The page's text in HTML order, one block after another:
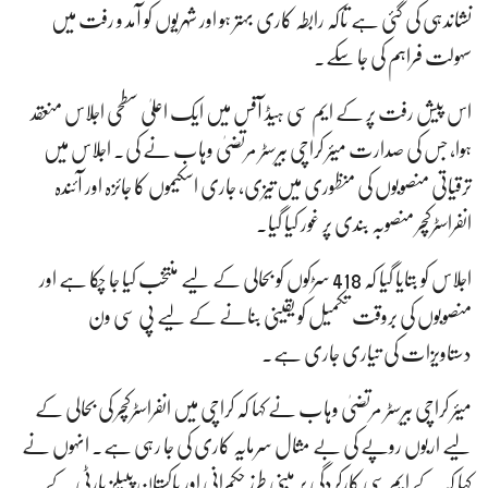
نشاندہی کی گئی ہے تاکہ رابطہ کاری بہتر ہو اور شہریوں کو آمد و رفت میں
سہولت فراہم کی جا سکے۔
اس پیش رفت پر کے ایم سی ہیڈ آفس میں ایک اعلیٰ سطحی اجلاس منعقد
ہوا، جس کی صدارت میئر کراچی بیرسٹر مرتضیٰ وہاب نے کی۔ اجلاس میں
ترقیاتی منصوبوں کی منظوری میں تیزی، جاری اسکیموں کا جائزہ اور آئندہ
انفراسٹرکچر منصوبہ بندی پر غور کیا گیا۔
اجلاس کو بتایا گیا کہ 418 سڑکوں کو بحالی کے لیے منتخب کیا جا چکا ہے اور
منصوبوں کی بروقت تکمیل کو یقینی بنانے کے لیے پی سی ون
دستاویزات کی تیاری جاری ہے۔
میئر کراچی بیرسٹر مرتضیٰ وہاب نے کہا کہ کراچی میں انفراسٹرکچر کی بحالی کے
لیے اربوں روپے کی بے مثال سرمایہ کاری کی جا رہی ہے۔ انہوں نے
کہا کہ کے ایم سی کارکردگی پر مبنی طرزِ حکمرانی اور پاکستان پیپلز پارٹی کے